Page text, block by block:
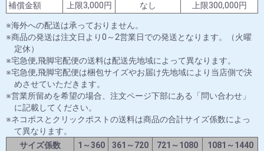
補償金額
上限3,000円 なし 上限300,000円
海外への配送は承っておりません。
商品の発送は注文日より0～2営業日での発送となります。（火曜
定休）
宅急便,飛脚宅配便の送料は配送先地域によって異なります。
宅急便,飛脚宅配便は梱包サイズやお届け先地域により当店側で決
めさせていただきます。
営業所留めを希望の場合、注文ページ下部にある「問い合わせ」
に記載してください。
ネコポスとクリックポストの送料は商品の合計サイズ係数によっ
て異なります。
サイズ係数
1～360 361～720 721～1080
1081～1440